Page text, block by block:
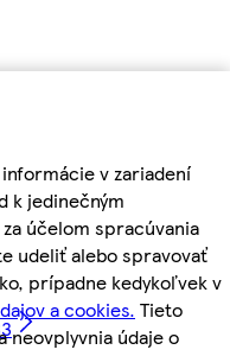
v zariadení
k jedinečným
účelom spracúvania
udeliť alebo spravovať
prípadne kedykoľvek v
a cookies. Tieto
neovplyvnia údaje o